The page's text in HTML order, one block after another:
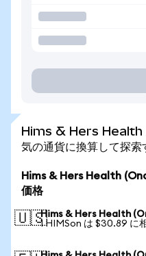
Hims & Hers Health
気の通貨に換算して探索
Hims & Hers Health
価格
🇺🇸Hims & Hers Health
1 HIMSon は $30.89 に